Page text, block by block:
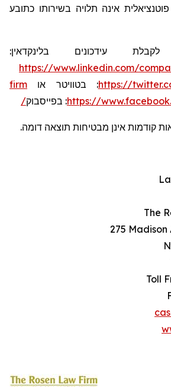
אינה תלויה בשירותו כתובע
לקבלת עידכונים בלינקדאין:
https://www.linkedin.com/
firm או בטוויטר :https://
בפייסבוק :https://
קודמות אינן מבטיחות תוצאה דומה.
The
275 Madison
Toll